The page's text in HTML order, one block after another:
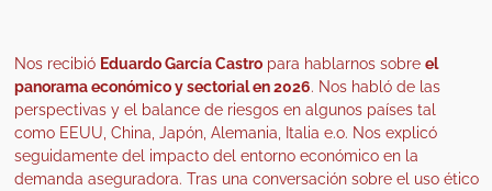
Nos recibió Eduardo García Castropara hablarnos sobre el
panorama económico y sectorial en 2026. Nos habló de las
perspectivas y el balance de riesgos en algunos países tal
como EEUU, China, Japón, Alemania, Italia e.o. Nos explicó
seguidamente del impacto del entorno económico en la
demanda aseguradora. Tras una conversación sobre el uso ético